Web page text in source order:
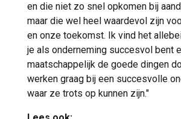
en die niet zo snel opkomen bij
maar die wel heel waardevol zijn
en onze toekomst. Ik vind het
je als onderneming succesvol bent
maatschappelijk de goede dingen
werken graag bij een succesvolle
waar ze trots op kunnen zijn."